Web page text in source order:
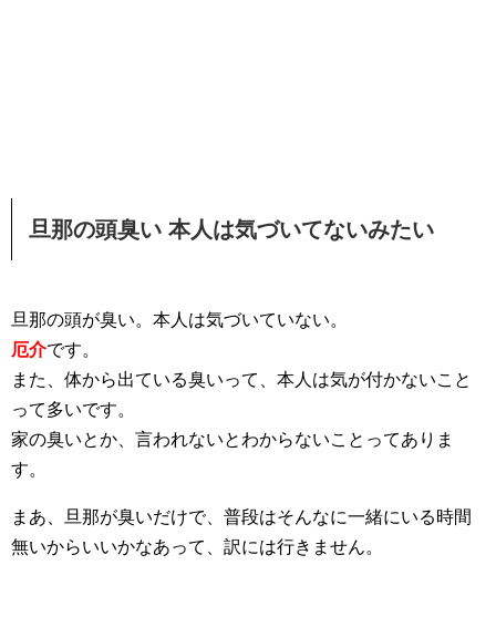
旦那の頭臭い 本人は気づいてないみたい
旦那の頭が臭い。本人は気づいていない。
厄介です。
また、体から出ている臭いって、本人は気が付かないこと
って多いです。
家の臭いとか、言われないとわからないことってありま
す。
まあ、旦那が臭いだけで、普段はそんなに一緒にいる時間
無いからいいかなあって、訳には行きません。